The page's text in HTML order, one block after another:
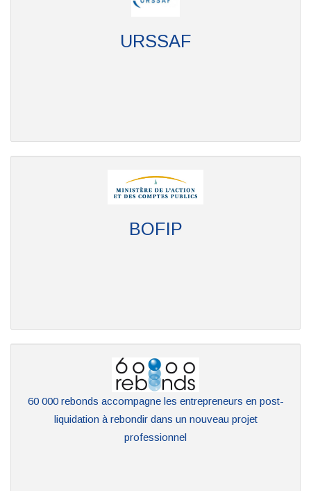
URSSAF
BOFIP
60 000 rebonds accompagne les entrepreneurs en post-
liquidation à rebondir dans un nouveau projet
professionnel